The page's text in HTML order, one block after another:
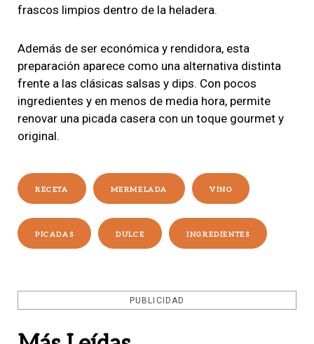
frascos limpios dentro de la heladera.
Además de ser económica y rendidora, esta
preparación aparece como una alternativa distinta
frente a las clásicas salsas y dips. Con pocos
ingredientes y en menos de media hora, permite
renovar una picada casera con un toque gourmet y
original.
RECETA MERMELADA VINO
PICADAS DULCE INGREDIENTES
PUBLICIDAD